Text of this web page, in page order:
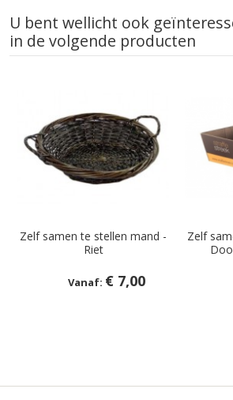
U bent wellicht ook
in de volgende producten
Zelf samen te stellen mand -
Riet
€ 7,00
Zelf